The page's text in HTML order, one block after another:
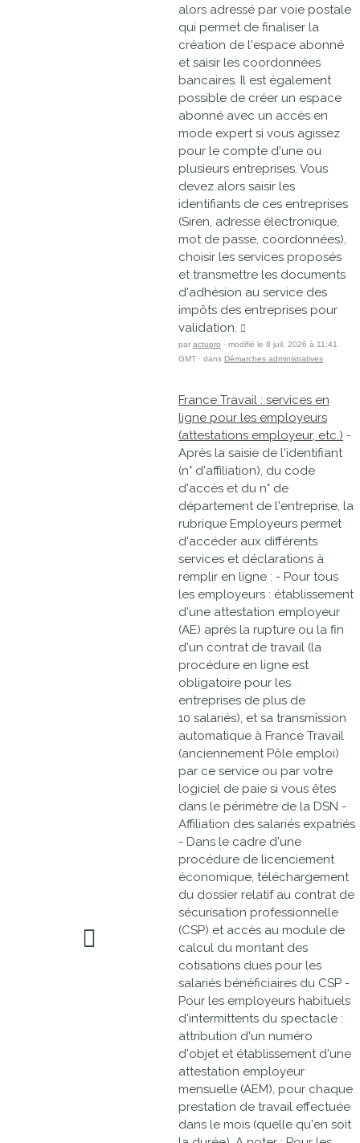
alors adressé par voie postale
qui permet de finaliser la
création de l'espace abonné
et saisir les coordonnées
bancaires. Il est également
possible de créer un espace
abonné avec un accès en
mode expert si vous agissez
pour le compte d'une ou
plusieurs entreprises. Vous
devez alors saisir les
identifiants de ces entreprises
(Siren, adresse électronique,
mot de passe, coordonnées),
choisir les services proposés
et transmettre les documents
d'adhésion au service des
impôts des entreprises pour
validation.
par actupro · modifié le 8 juil. 2026 à 11:41
GMT · dans Démarches administratives
France Travail : services en
ligne pour les employeurs
(attestations employeur, etc.) -
Après la saisie de l'identifiant
(n° d'affiliation), du code
d'accès et du n° de
département de l'entreprise, la
rubrique Employeurs permet
d'accéder aux différents
services et déclarations à
remplir en ligne : - Pour tous
les employeurs : établissement
d'une attestation employeur
(AE) après la rupture ou la fin
d'un contrat de travail (la
procédure en ligne est
obligatoire pour les
entreprises de plus de
10 salariés), et sa transmission
automatique à France Travail
(anciennement Pôle emploi)
par ce service ou par votre
logiciel de paie si vous êtes
dans le périmètre de la DSN -
Affiliation des salariés expatriés
- Dans le cadre d'une
procédure de licenciement
économique, téléchargement
du dossier relatif au contrat de
sécurisation professionnelle
(CSP) et accès au module de
calcul du montant des
cotisations dues pour les
salariés bénéficiaires du CSP -
Pour les employeurs habituels
d'intermittents du spectacle :
attribution d'un numéro
d'objet et établissement d'une
attestation employeur
mensuelle (AEM), pour chaque
prestation de travail effectuée
dans le mois (quelle qu'en soit